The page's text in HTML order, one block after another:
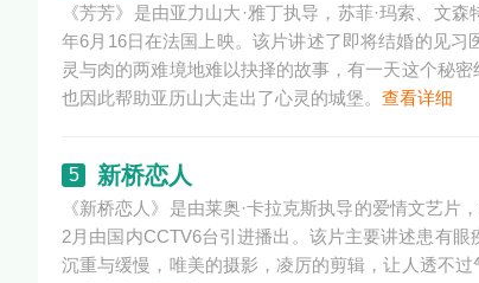
《芳芳》是由亚力山大·雅丁执导，苏菲·玛索、文
年6月16日在法国上映。该片讲述了即将结婚的见
灵与肉的两难境地难以抉择的故事，有一天这个秘
也因此帮助亚历山大走出了心灵的城堡。 查看详细
5 新桥恋人
《新桥恋人》是由莱奥·卡拉克斯执导的爱情文艺片
2月由国内CCTV6台引进播出。该片主要讲述患有
沉重与缓慢，唯美的摄影，凌厉的剪辑，让人透不